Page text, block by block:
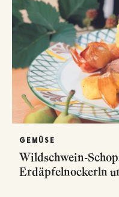
GEMÜSE
Wildschwein-
Erdäpfelnockerln